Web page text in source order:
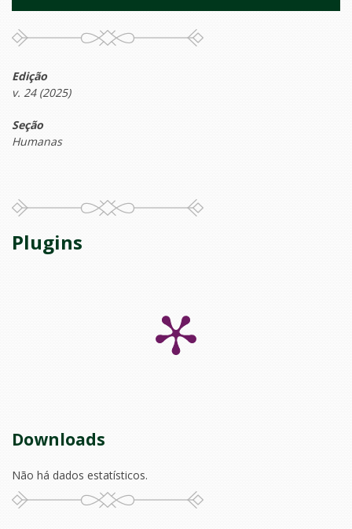
Edição
v. 24 (2025)
Seção
Humanas
Plugins
Downloads
Não há dados estatísticos.